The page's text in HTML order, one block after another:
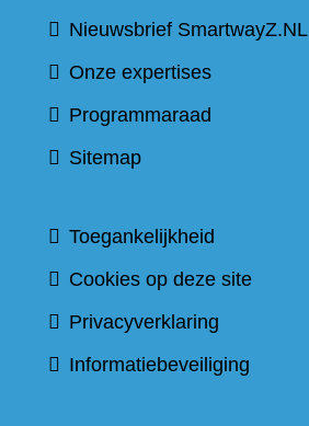
Nieuwsbrief SmartwayZ.NL
Onze expertises
Programmaraad
Sitemap
Toegankelijkheid
Cookies op deze site
Privacyverklaring
Informatiebeveiliging